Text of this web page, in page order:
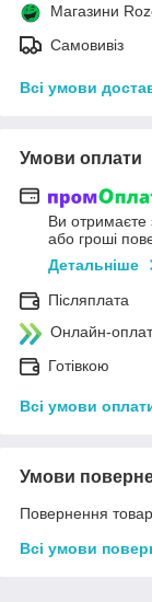
Магазини
Самовивіз
Всі умови
Умови оплати
Ви отримаєте
або гроші
Детальніше
Післяплата
Онлайн-
Готівкою
Всі умови
Умови
Повернення
Всі умови